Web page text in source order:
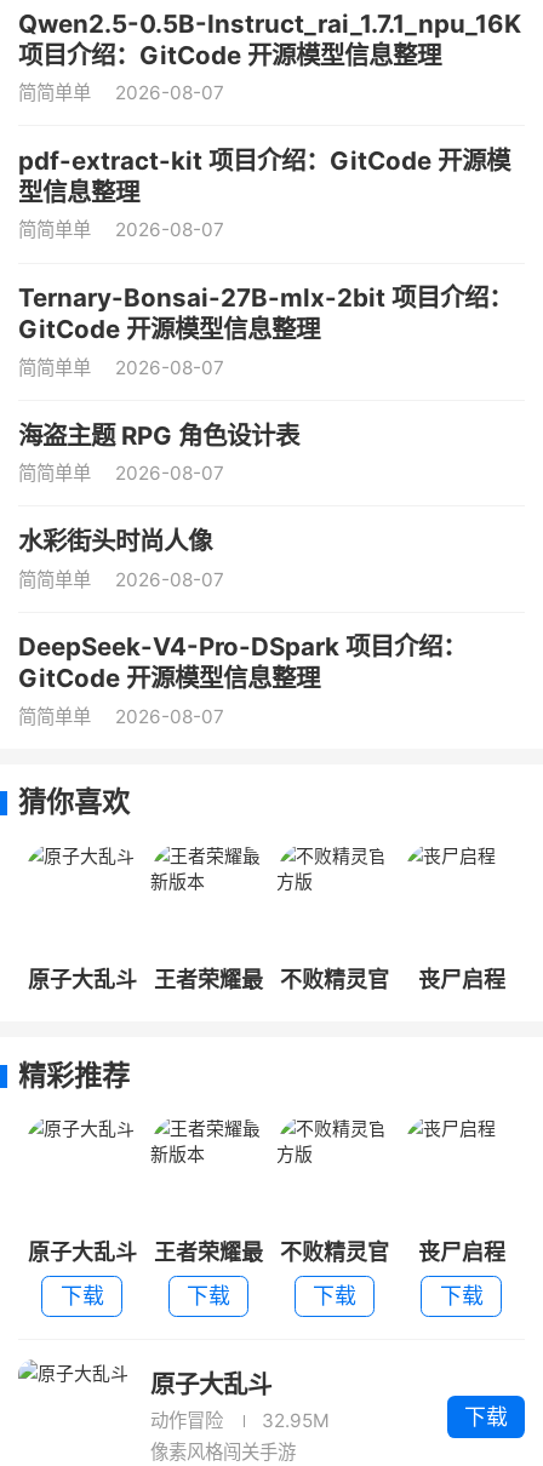
Qwen2.5-0.5B-Instruct_rai_1.7.1_npu_16K
项目介绍：GitCode 开源模型信息整理
简简单单 2026-08-07
pdf-extract-kit 项目介绍：GitCode 开源模
型信息整理
简简单单 2026-08-07
Ternary-Bonsai-27B-mlx-2bit 项目介绍：
GitCode 开源模型信息整理
简简单单 2026-08-07
海盗主题 RPG 角色设计表
简简单单 2026-08-07
水彩街头时尚人像
简简单单 2026-08-07
DeepSeek-V4-Pro-DSpark 项目介绍：
GitCode 开源模型信息整理
简简单单 2026-08-07
猜你喜欢
原子大乱斗
王者荣耀最
不败精灵官
丧尸启程
精彩推荐
原子大乱斗
下载
王者荣耀最
新版本
下载
不败精灵官
方版
下载
丧尸启程
下载
原子大乱斗
动作冒险
32.95M
像素风格闯关手游
下载